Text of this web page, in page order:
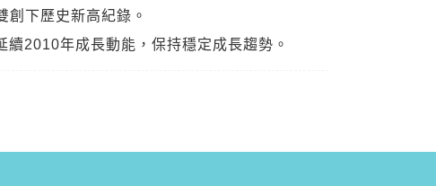
下歷史新高紀錄。
2010年成長動能，保持穩定成長趨勢。